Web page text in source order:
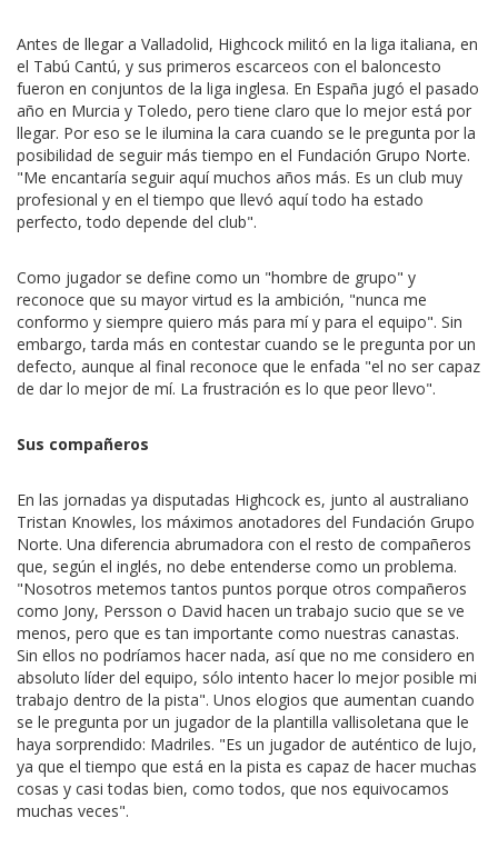
Antes de llegar a Valladolid, Highcock militó en la liga italiana, en
el Tabú Cantú, y sus primeros escarceos con el baloncesto
fueron en conjuntos de la liga inglesa. En España jugó el pasado
año en Murcia y Toledo, pero tiene claro que lo mejor está por
llegar. Por eso se le ilumina la cara cuando se le pregunta por la
posibilidad de seguir más tiempo en el Fundación Grupo Norte.
"Me encantaría seguir aquí muchos años más. Es un club muy
profesional y en el tiempo que llevó aquí todo ha estado
perfecto, todo depende del club".
Como jugador se define como un "hombre de grupo" y
reconoce que su mayor virtud es la ambición, "nunca me
conformo y siempre quiero más para mí y para el equipo". Sin
embargo, tarda más en contestar cuando se le pregunta por un
defecto, aunque al final reconoce que le enfada "el no ser capaz
de dar lo mejor de mí. La frustración es lo que peor llevo".
Sus compañeros
En las jornadas ya disputadas Highcock es, junto al australiano
Tristan Knowles, los máximos anotadores del Fundación Grupo
Norte. Una diferencia abrumadora con el resto de compañeros
que, según el inglés, no debe entenderse como un problema.
"Nosotros metemos tantos puntos porque otros compañeros
como Jony, Persson o David hacen un trabajo sucio que se ve
menos, pero que es tan importante como nuestras canastas.
Sin ellos no podríamos hacer nada, así que no me considero en
absoluto líder del equipo, sólo intento hacer lo mejor posible mi
trabajo dentro de la pista". Unos elogios que aumentan cuando
se le pregunta por un jugador de la plantilla vallisoletana que le
haya sorprendido: Madriles. "Es un jugador de auténtico de lujo,
ya que el tiempo que está en la pista es capaz de hacer muchas
cosas y casi todas bien, como todos, que nos equivocamos
muchas veces".